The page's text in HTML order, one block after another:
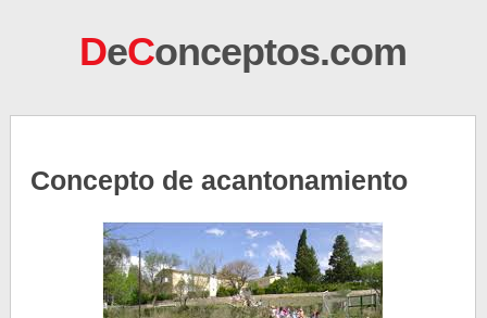
DeConceptos.com
Concepto de acantonamiento